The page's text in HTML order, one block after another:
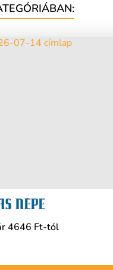
4646 Ft-tól